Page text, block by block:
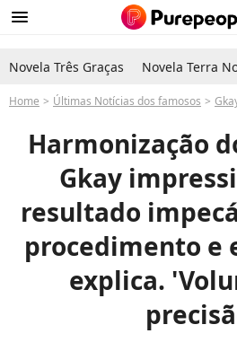
menu
Novela Três Graças Novela Terra
Home Últimas Notícias dos famosos
Harmonização
Gkay
resultado
procedimento e
explica.